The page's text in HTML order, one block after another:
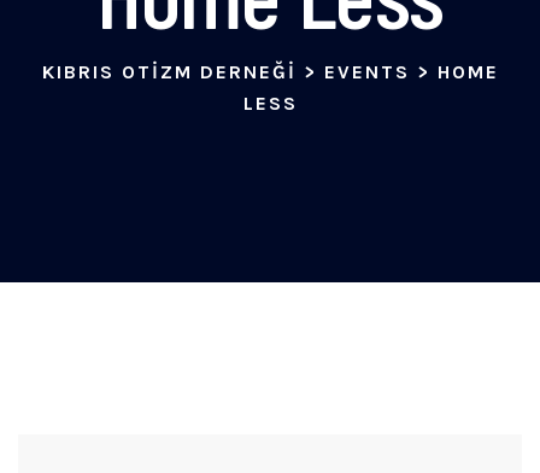
KIBRIS OTIZM DERNEĞI > EVENTS > HOME
LESS